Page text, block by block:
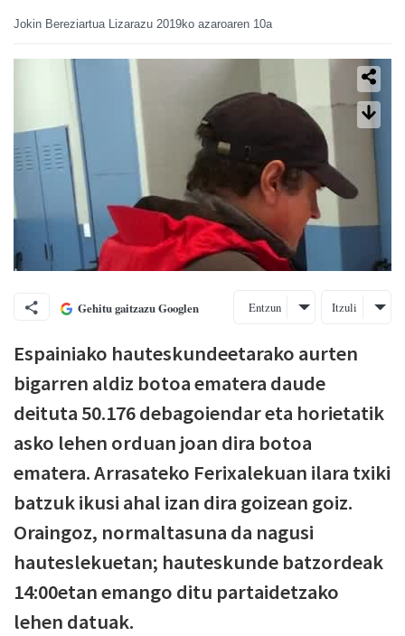
Jokin Bereziartua Lizarazu 2019ko azaroaren 10a
Gehitu gaitzazu Googlen Entzun Itzuli
Espainiako hauteskundeetarako aurten
bigarren aldiz botoa ematera daude
deituta 50.176 debagoiendar eta horietatik
asko lehen orduan joan dira botoa
ematera. Arrasateko Ferixalekuan ilara txiki
batzuk ikusi ahal izan dira goizean goiz.
Oraingoz, normaltasuna da nagusi
hauteslekuetan; hauteskunde batzordeak
14:00etan emango ditu partaidetzako
lehen datuak.